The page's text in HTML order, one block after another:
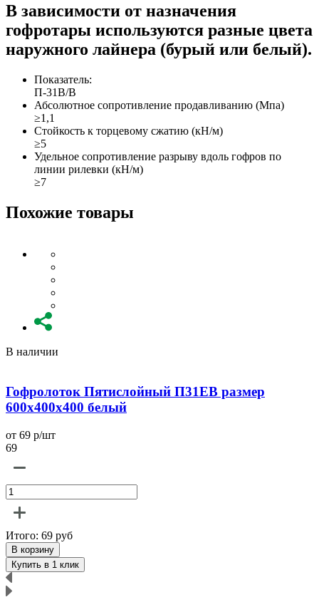
В зависимости от назначения
гофротары используются разные цвета
наружного лайнера (бурый или белый).
Показатель:
П-31В/B
Абсолютное сопротивление продавливанию (Мпа)
≥1,1
Стойкость к торцевому сжатию (кН/м)
≥5
Удельное сопротивление разрыву вдоль гофров по
линии рилевки (кН/м)
≥7
Похожие товары
В наличии
Гофролоток Пятислойный П31EB размер
600x400x400 белый
от 69 р/шт
69
Итого: 69 руб
В корзину
Купить в 1 клик